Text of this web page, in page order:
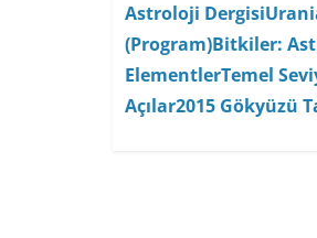
Astroloji Dergisi
(Program)Bitkiler:
ElementlerTemel
Açılar2015 Gökyüzü